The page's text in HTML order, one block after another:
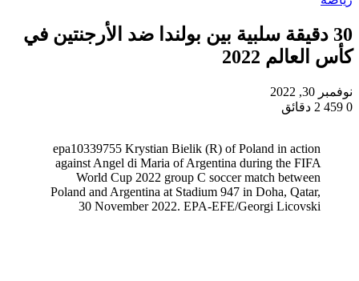
30 دقيقة سلبية بين بولندا ضد الأرجنتين في
كأس العالم 2022
نوفمبر 30, 2022
0
2 دقائق
epa10339755 Krystian Bielik (R) of Poland in action
against Angel di Maria of Argentina during the FIFA
World Cup 2022 group C soccer match between
Poland and Argentina at Stadium 947 in Doha, Qatar,
30 November 2022. EPA-EFE/Georgi Licovski